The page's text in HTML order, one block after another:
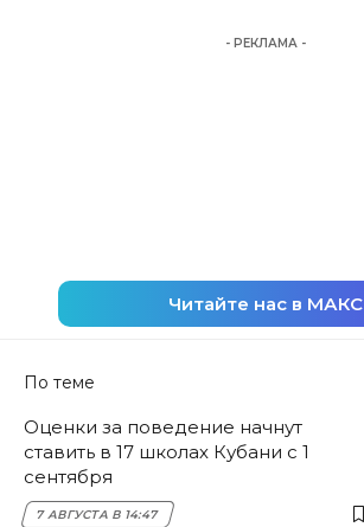
- РЕКЛАМА -
Читайте нас в МАКС
По теме
Оценки за поведение начнут
ставить в 17 школах Кубани с 1
сентября
7 АВГУСТА В 14:47